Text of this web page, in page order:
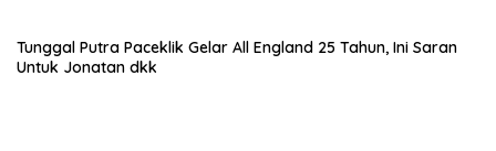
Tunggal Putra Paceklik Gelar All England 25 Tahun, Ini Saran
Untuk Jonatan dkk